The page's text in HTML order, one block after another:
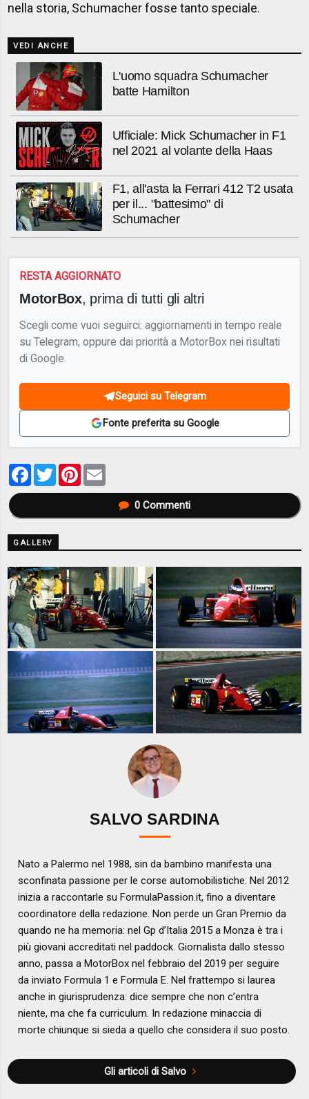
nella storia, Schumacher fosse tanto speciale.
VEDI ANCHE
L'uomo squadra Schumacher
batte Hamilton
Ufficiale: Mick Schumacher in F1
nel 2021 al volante della Haas
F1, all'asta la Ferrari 412 T2 usata
per il... "battesimo" di
Schumacher
RESTA AGGIORNATO
MotorBox, prima di tutti gli altri
Scegli come vuoi seguirci: aggiornamenti in tempo reale
su Telegram, oppure dai priorità a MotorBox nei risultati
di Google.
Seguici su Telegram
Fonte preferita su Google
Facebook
TwitterPinterest
0Commenti
GALLERY
SALVO SARDINA
Nato a Palermo nel 1988, sin da bambino manifesta una
sconfinata passione per le corse automobilistiche. Nel 2012
inizia a raccontarle su FormulaPassion.it, fino a diventare
coordinatore della redazione. Non perde un Gran Premio da
quando ne ha memoria: nel Gp d’Italia 2015 a Monza è tra i
più giovani accreditati nel paddock. Giornalista dallo stesso
anno, passa a MotorBox nel febbraio del 2019 per seguire
da inviato Formula 1 e Formula E. Nel frattempo si laurea
anche in giurisprudenza: dice sempre che non c’entra
niente, ma che fa curriculum. In redazione minaccia di
morte chiunque si sieda a quello che considera il suo posto.
Gli articoli di Salvo